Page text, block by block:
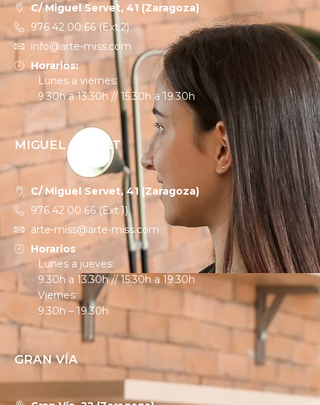
C/ Miguel Servet, 41 (Zaragoza)
976 42 00 66 (Ext.2)
info@arte-miss.com
Horarios:
Lunes a viernes:
9.30h a 13.30h // 15.30h a 19.30h
MIGUEL SERVET
C/ Miguel Servet, 41 (Zaragoza)
976 42 00 66 (Ext.1)
arte-miss@arte-miss.com
Horarios
Lunes a jueves:
9.30h a 13.30h // 15.30h a 19.30h
Viernes:
9.30h – 19.30h
GRAN VÍA